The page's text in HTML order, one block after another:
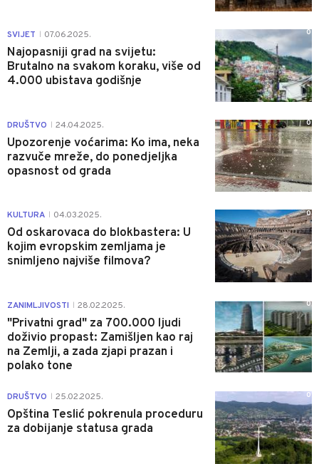
SVIJET 07.06.2025.
Najopasniji grad na svijetu:
Brutalno na svakom koraku, više od
4.000 ubistava godišnje
0
DRUŠTVO 24.04.2025.
Upozorenje voćarima: Ko ima, neka
razvuče mreže, do ponedjeljka
opasnost od grada
0
KULTURA 04.03.2025.
Od oskarovaca do blokbastera: U
kojim evropskim zemljama je
snimljeno najviše filmova?
0
ZANIMLJIVOSTI 28.02.2025.
"Privatni grad" za 700.000 ljudi
doživio propast: Zamišljen kao raj
na Zemlji, a zada zjapi prazan i
polako tone
0
DRUŠTVO 25.02.2025.
Opština Teslić pokrenula proceduru
za dobijanje statusa grada
0